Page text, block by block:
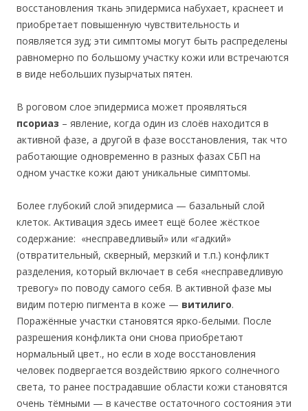
восстановления ткань эпидермиса набухает, краснеет и
приобретает повышенную чувствительность и
появляется зуд; эти симптомы могут быть распределены
равномерно по большому участку кожи или встречаются
в виде небольших пузырчатых пятен.
В роговом слое эпидермиса может проявляться
псориаз – явление, когда один из слоёв находится в
активной фазе, а другой в фазе восстановления, так что
работающие одновременно в разных фазах СБП на
одном участке кожи дают уникальные симптомы.
Более глубокий слой эпидермиса — базальный слой
клеток. Активация здесь имеет ещё более жёсткое
содержание: «несправедливый» или «гадкий»
(отвратительный, скверный, мерзкий и т.п.) конфликт
разделения, который включает в себя «несправедливую
тревогу» по поводу самого себя. В активной фазе мы
видим потерю пигмента в коже — витилиго.
Поражённые участки становятся ярко-белыми. После
разрешения конфликта они снова приобретают
нормальный цвет., но если в ходе восстановления
человек подвергается воздействию яркого солнечного
света, то ранее пострадавшие области кожи становятся
очень тёмными — в качестве остаточного состояния эти